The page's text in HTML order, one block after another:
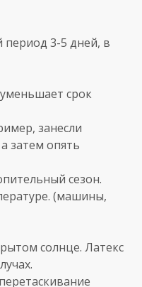
3-5 дней, в
срок
занесли
затем опять
сезон.
(машины,
солнце. Латекс